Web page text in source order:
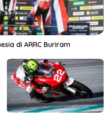
di ARRC Buriram